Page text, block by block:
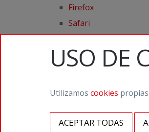
Firefox
Safari
Legal notice/ Privacity Policy/
USO DE
Utilizamos cookies
ACEPTAR TODAS